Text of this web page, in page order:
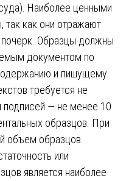
Наиболее ценными
так как они отражают
Образцы должны
документом по
и пишущему
требуется не
подписей — не менее 10
образцов. При
объем образцов
или
является наиболее